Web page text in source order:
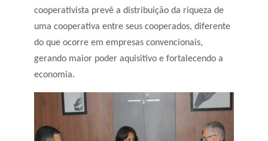
cooperativista prevê a distribuição da riqueza de
uma cooperativa entre seus cooperados, diferente
do que ocorre em empresas convencionais,
gerando maior poder aquisitivo e fortalecendo a
economia.